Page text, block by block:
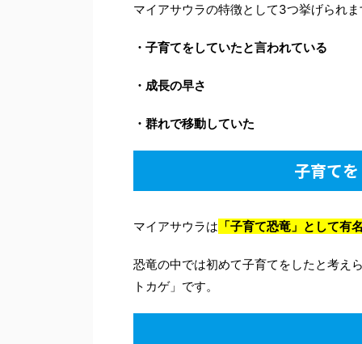
マイアサウラの特徴として3つ挙げられ
・子育てをしていたと言われている
・成長の早さ
・群れで移動していた
子育て
マイアサウラは 「子育て恐竜」として有
恐竜の中では初めて子育てをしたと考え
トカゲ」です。